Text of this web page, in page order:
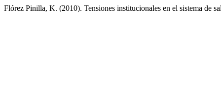
Flórez Pinilla, K. (2010). Tensiones institucionales en el sistema de